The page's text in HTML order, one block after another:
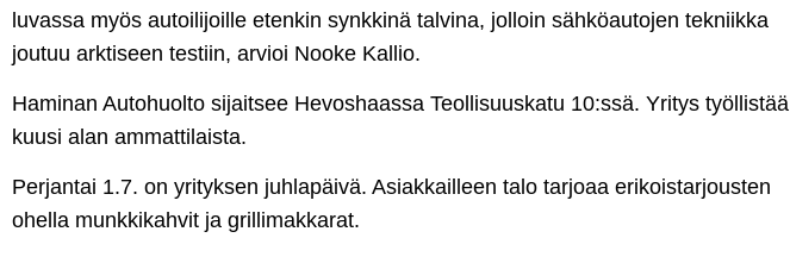
luvassa myös autoilijoille etenkin synkkinä talvina, jolloin sähköautojen tekniikka
joutuu arktiseen testiin, arvioi Nooke Kallio.
Haminan Autohuolto sijaitsee Hevoshaassa Teollisuuskatu 10:ssä. Yritys työllistää
kuusi alan ammattilaista.
Perjantai 1.7. on yrityksen juhlapäivä. Asiakkailleen talo tarjoaa erikoistarjousten
ohella munkkikahvit ja grillimakkarat.